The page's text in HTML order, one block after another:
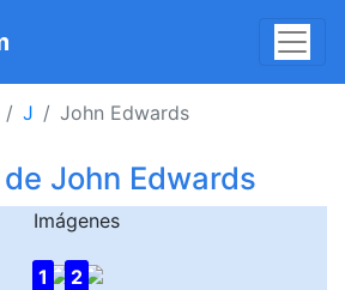
J John Edwards
John Edwards
Imágenes
1 2